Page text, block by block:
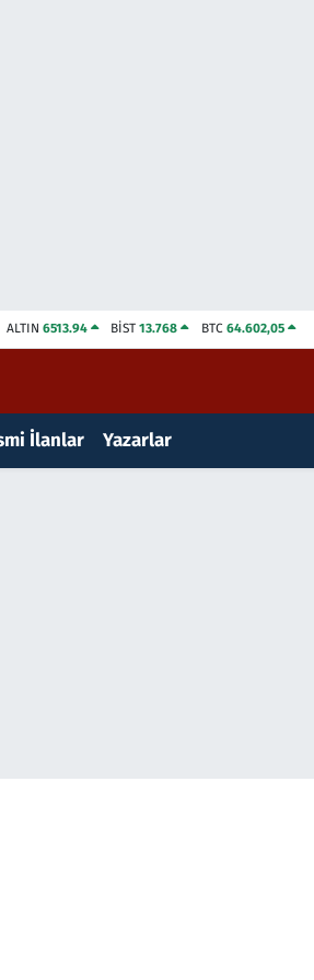
ALTIN 6513.94 BİST13.768 BTC 64.602,05
İlanlar Yazarlar